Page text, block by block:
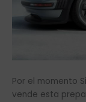
Por el momento
vende esta